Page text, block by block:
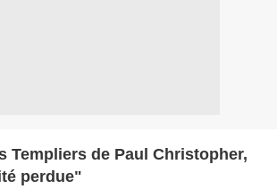
Templiers de Paul Christopher,
perdue"